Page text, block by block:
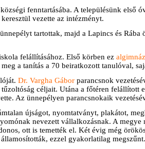
fenntartásába. A településünk első
vezette az intézményt.
tartottak, majd a Lapincs és
felállításához. Első körben ez
a tanítás a 70 beiratkozott tanulóval,
Dr. Vargha Gábor parancsnok
céljait. Utána a főtéren
Az ünnepélyen parancsnokaik
újságot, nyomtatványt, plakátot,
nevezett vállalkozásnak. A
ott is temették el. Két évig még
ezzel gyakorlatilag megszűnt.